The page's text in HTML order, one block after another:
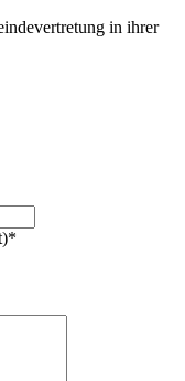
in ihrer
*